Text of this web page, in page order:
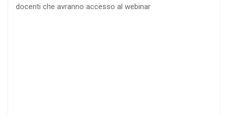
docenti che avranno accesso al webinar